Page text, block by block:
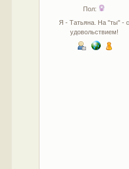
Пол:
Я - Татьяна. На "ты" - с
удовольствием!